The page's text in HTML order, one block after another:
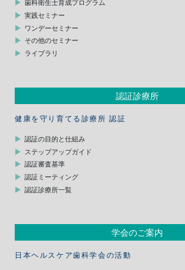
歯科衛生士育成プログラム
実践セミナー
ワンデーセミナー
その他のセミナー
ライブラリ
認証診療所
健康を守り育てる診療所 認証
認証の目的と仕組み
ステップアップガイド
認証審査基準
認証ミーティング
認証診療所一覧
学会のご案内
日本ヘルスケア歯科学会の活動